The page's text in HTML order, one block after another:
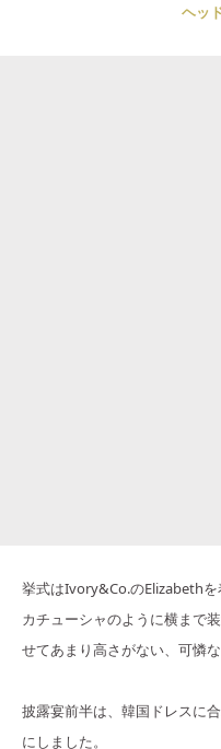
ヘッ
挙式はIvory&Co.のElizabethを
カチューシャのように横まで
せてあまり高さがない、可憐な
披露宴前半は、韓国ドレスに
にしました。